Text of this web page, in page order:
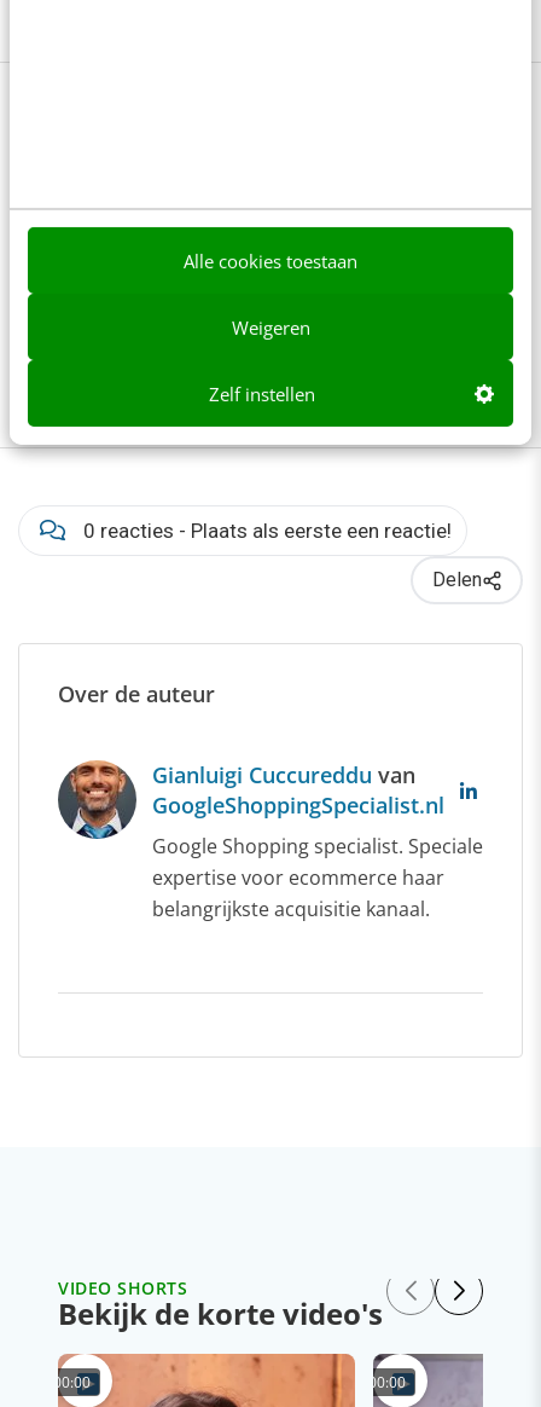
Alle cookies toestaan
Weigeren
Zelf instellen
Aangepaste kolommen AI
Google Ads Editor
Online advertising
0 reacties - Plaats als eerste een reactie!
Delen
Over de auteur
Gianluigi Cuccureddu van
GoogleShoppingSpecialist.nl
Google Shopping specialist. Speciale
expertise voor ecommerce haar
belangrijkste acquisitie kanaal.
VIDEO SHORTS
Bekijk de korte video's
00:00 00:00